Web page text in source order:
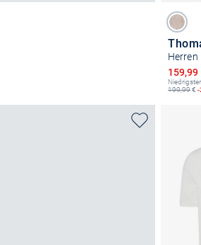
Herren
159,99
199,99€ -